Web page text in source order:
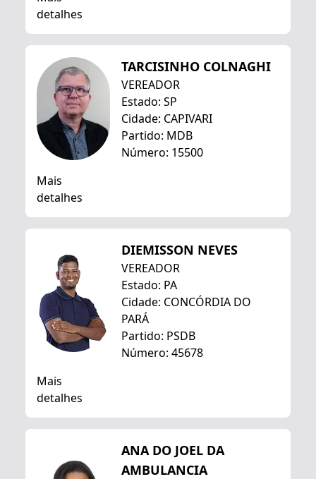
detalhes
TARCISINHO COLNAGHI
VEREADOR
Estado: SP
Cidade: CAPIVARI
Partido: MDB
Número: 15500
Mais
detalhes
DIEMISSON NEVES
VEREADOR
Estado: PA
Cidade: CONCÓRDIA DO
PARÁ
Partido: PSDB
Número: 45678
Mais
detalhes
ANA DO JOEL DA
AMBULANCIA